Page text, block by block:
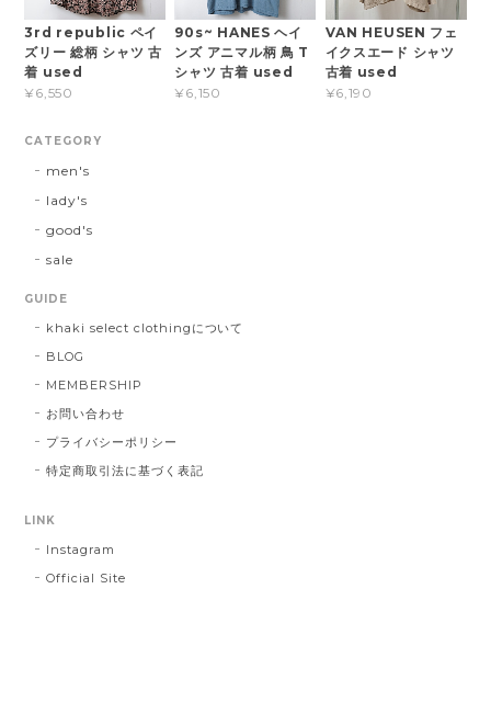
3rd republic ペイ
ズリー 総柄 シャツ 古
着 used
¥6,550
90s~ HANES ヘイ
ンズ アニマル柄 鳥 T
シャツ 古着 used
¥6,150
VAN HEUSEN フェ
イクスエード シャツ
古着 used
¥6,190
CATEGORY
men's
lady's
good's
sale
GUIDE
khaki select clothingについて
BLOG
MEMBERSHIP
お問い合わせ
プライバシーポリシー
特定商取引法に基づく表記
LINK
Instagram
Official Site